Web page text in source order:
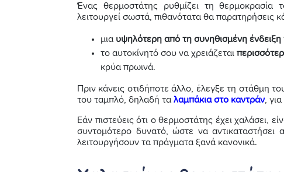
Ένας θερμοστάτης ρυθμίζει τη
λειτουργεί σωστά, πιθανότατα θα παρατηρήσεις
μια υψηλότερη από τη συνηθισμένη
το αυτοκίνητό σου να χρειάζεται
κρύα πρωινά.
Πριν κάνεις οτιδήποτε άλλο, έλεγξε τη στάθμη
του ταμπλό, δηλαδή τα λαμπάκια στο καντράν ,
Εάν πιστεύεις ότι ο θερμοστάτης έχει χαλάσει,
συντομότερο δυνατό, ώστε να
λειτουργήσουν τα πράγματα ξανά κανονικά.